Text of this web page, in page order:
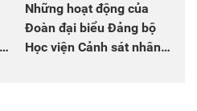
Những hoạt động của
Đoàn đại biểu Đảng bộ
Học viện Cảnh sát nhân